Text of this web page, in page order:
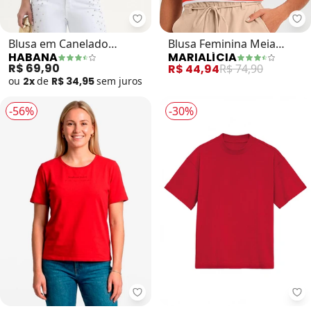
Habana - Blusa em Canelado
Blusa em Canelado
(Vermelho)
HABANA
R$ 69,90
ou 2xde R$ 34,95sem juros
Blusa Feminina Meia
Malha Listrada (Vermelho)
MARIALÍCIA
R$ 44,94R$ 74,90
-56%
Infinita Cor - Blusa Feminina
-30%